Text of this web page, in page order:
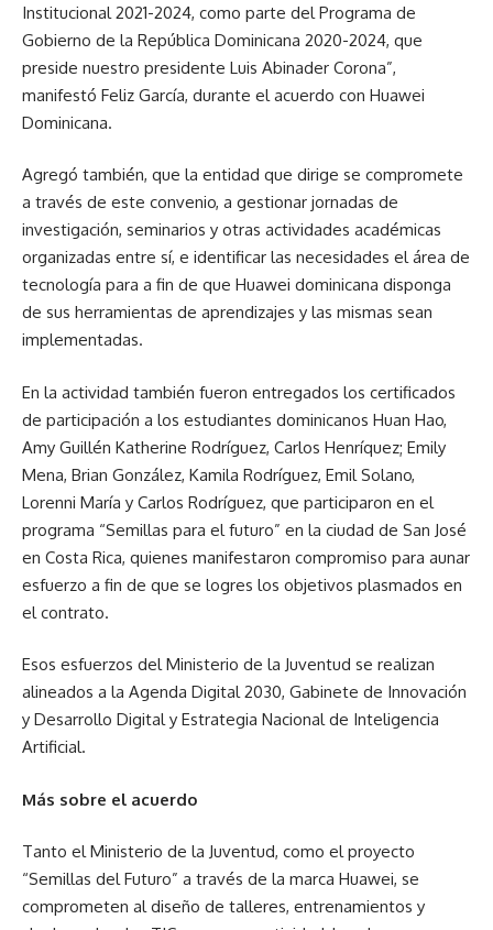
Institucional 2021-2024, como parte del Programa de
Gobierno de la República Dominicana 2020-2024, que
preside nuestro presidente Luis Abinader Corona”,
manifestó Feliz García, durante el acuerdo con Huawei
Dominicana.
Agregó también, que la entidad que dirige se compromete
a través de este convenio, a gestionar jornadas de
investigación, seminarios y otras actividades académicas
organizadas entre sí, e identificar las necesidades el área de
tecnología para a fin de que Huawei dominicana disponga
de sus herramientas de aprendizajes y las mismas sean
implementadas.
En la actividad también fueron entregados los certificados
de participación a los estudiantes dominicanos Huan Hao,
Amy Guillén Katherine Rodríguez, Carlos Henríquez; Emily
Mena, Brian González, Kamila Rodríguez, Emil Solano,
Lorenni María y Carlos Rodríguez, que participaron en el
programa “Semillas para el futuro” en la ciudad de San José
en Costa Rica, quienes manifestaron compromiso para aunar
esfuerzo a fin de que se logres los objetivos plasmados en
el contrato.
Esos esfuerzos del Ministerio de la Juventud se realizan
alineados a la Agenda Digital 2030, Gabinete de Innovación
y Desarrollo Digital y Estrategia Nacional de Inteligencia
Artificial.
Más sobre el acuerdo
Tanto el Ministerio de la Juventud, como el proyecto
“Semillas del Futuro” a través de la marca Huawei, se
comprometen al diseño de talleres, entrenamientos y